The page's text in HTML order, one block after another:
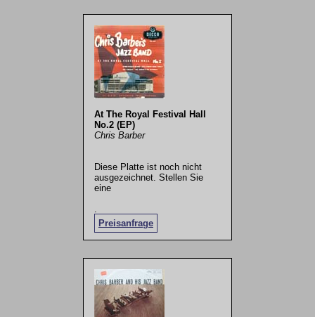
At The Royal Festival Hall
No.2 (EP)
Chris Barber
Diese Platte ist noch nicht
ausgezeichnet. Stellen Sie
eine
Preisanfrage
.